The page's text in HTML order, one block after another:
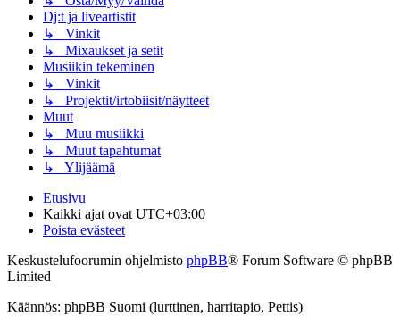
Dj:t ja liveartistit
↳ Vinkit
↳ Mixaukset ja setit
Musiikin tekeminen
↳ Vinkit
↳ Projektit/irtobiisit/näytteet
Muut
↳ Muu musiikki
↳ Muut tapahtumat
↳ Ylijäämä
Etusivu
Kaikki ajat ovat UTC+03:00
Poista evästeet
Keskustelufoorumin ohjelmisto phpBB® Forum Software © phpBB
Limited
Käännös: phpBB Suomi (lurttinen, harritapio, Pettis)